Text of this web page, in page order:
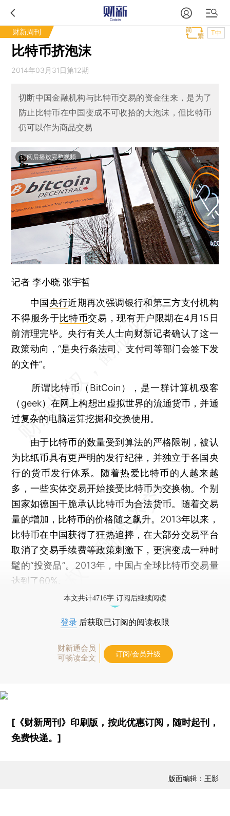
财新周刊 T中
比特币挤泡沫
2014年03月31日第12期
切断中国金融机构与比特币交易的资金往来，是为了
防止比特币在中国变成不可收拾的大泡沫，但比特币
仍可以作为商品交易
订阅后播放完整视频
记者李小晓 张宇哲
中国央行近期再次强调银行和第三方支付机构
不得服务于比特币交易，现有开户限期在4月15日
前清理完毕。央行有关人士向财新记者确认了这一
政策动向，“是央行条法司、支付司等部门会签下发
的文件”。
所谓比特币（BitCoin），是一群计算机极客
（geek）在网上构想出虚拟世界的流通货币，并通
过复杂的电脑运算挖掘和交换使用。
由于比特币的数量受到算法的严格限制，被认
为比纸币具有更严明的发行纪律，并独立于各国央
行的货币发行体系。随着热爱比特币的人越来越
多，一些实体交易开始接受比特币为交换物。个别
国家如德国干脆承认比特币为合法货币。随着交易
量的增加，比特币的价格随之飙升。2013年以来，
比特币在中国获得了狂热追捧，在大部分交易平台
取消了交易手续费等政策刺激下，更演变成一种时
髦的“投资品”。2013年，中国占全球比特币交易量
达到了60%。
本文共计4716字 订阅后继续阅读
登录 后获取已订阅的阅读权限
财新通会员
可畅读全文
订阅/会员升级
[《财新周刊》印刷版， 按此优惠订阅 ，随时起刊，
免费快递。]
版面编辑：王影